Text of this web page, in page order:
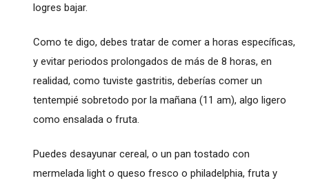
logres bajar.
Como te digo, debes tratar de comer a horas específicas,
y evitar periodos prolongados de más de 8 horas, en
realidad, como tuviste gastritis, deberías comer un
tentempié sobretodo por la mañana (11 am), algo ligero
como ensalada o fruta.
Puedes desayunar cereal, o un pan tostado con
mermelada light o queso fresco o philadelphia, fruta y